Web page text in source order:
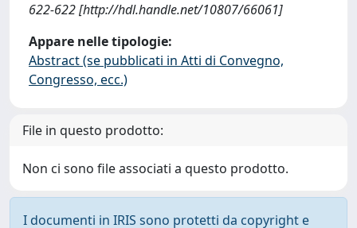
622-622 [http://hdl.handle.net/10807/66061]
Appare nelle tipologie:
Abstract (se pubblicati in Atti di Convegno,
Congresso, ecc.)
File in questo prodotto:
Non ci sono file associati a questo prodotto.
I documenti in IRIS sono protetti da copyright e